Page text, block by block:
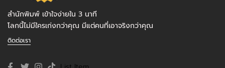
สำนักพิมพ์ เข้าใจง่ายใน 3 นาที
โลกนี้ไม่มีใครเก่งกว่าคุณ มีแต่คนที่เอาจริงกว่าคุณ
ติดต่อเรา